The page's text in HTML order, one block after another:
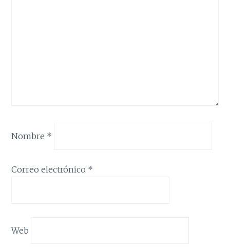
Nombre *
Correo electrónico *
Web